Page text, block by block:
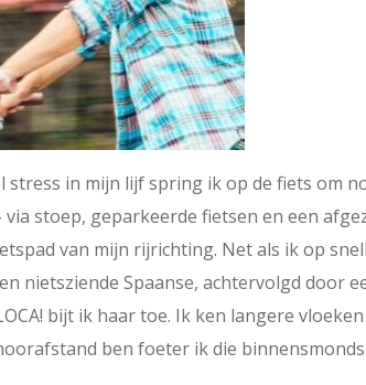
stress in mijn lijf spring ik op de fiets om
via stoep, geparkeerde fietsen en een
van mijn rijrichting. Net als ik op
nietsziende Spaanse, achtervolgd door
bijt ik haar toe. Ik ken langere
ben foeter ik die binnensmonds.